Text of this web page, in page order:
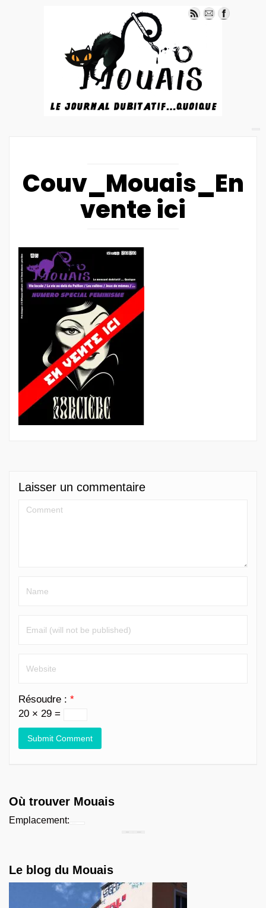
Couv_Mouais_En
vente ici
Laisser un commentaire
Résoudre : *
20 × 29 =
Où trouver Mouais
Emplacement:
Le blog du Mouais